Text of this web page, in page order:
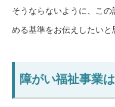
そうならないように、こ
める基準をお伝えしたいと
障がい福祉事業